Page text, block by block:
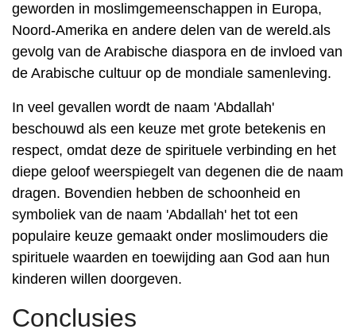
geworden in moslimgemeenschappen in Europa,
Noord-Amerika en andere delen van de wereld.als
gevolg van de Arabische diaspora en de invloed van
de Arabische cultuur op de mondiale samenleving.
In veel gevallen wordt de naam 'Abdallah'
beschouwd als een keuze met grote betekenis en
respect, omdat deze de spirituele verbinding en het
diepe geloof weerspiegelt van degenen die de naam
dragen. Bovendien hebben de schoonheid en
symboliek van de naam 'Abdallah' het tot een
populaire keuze gemaakt onder moslimouders die
spirituele waarden en toewijding aan God aan hun
kinderen willen doorgeven.
Conclusies